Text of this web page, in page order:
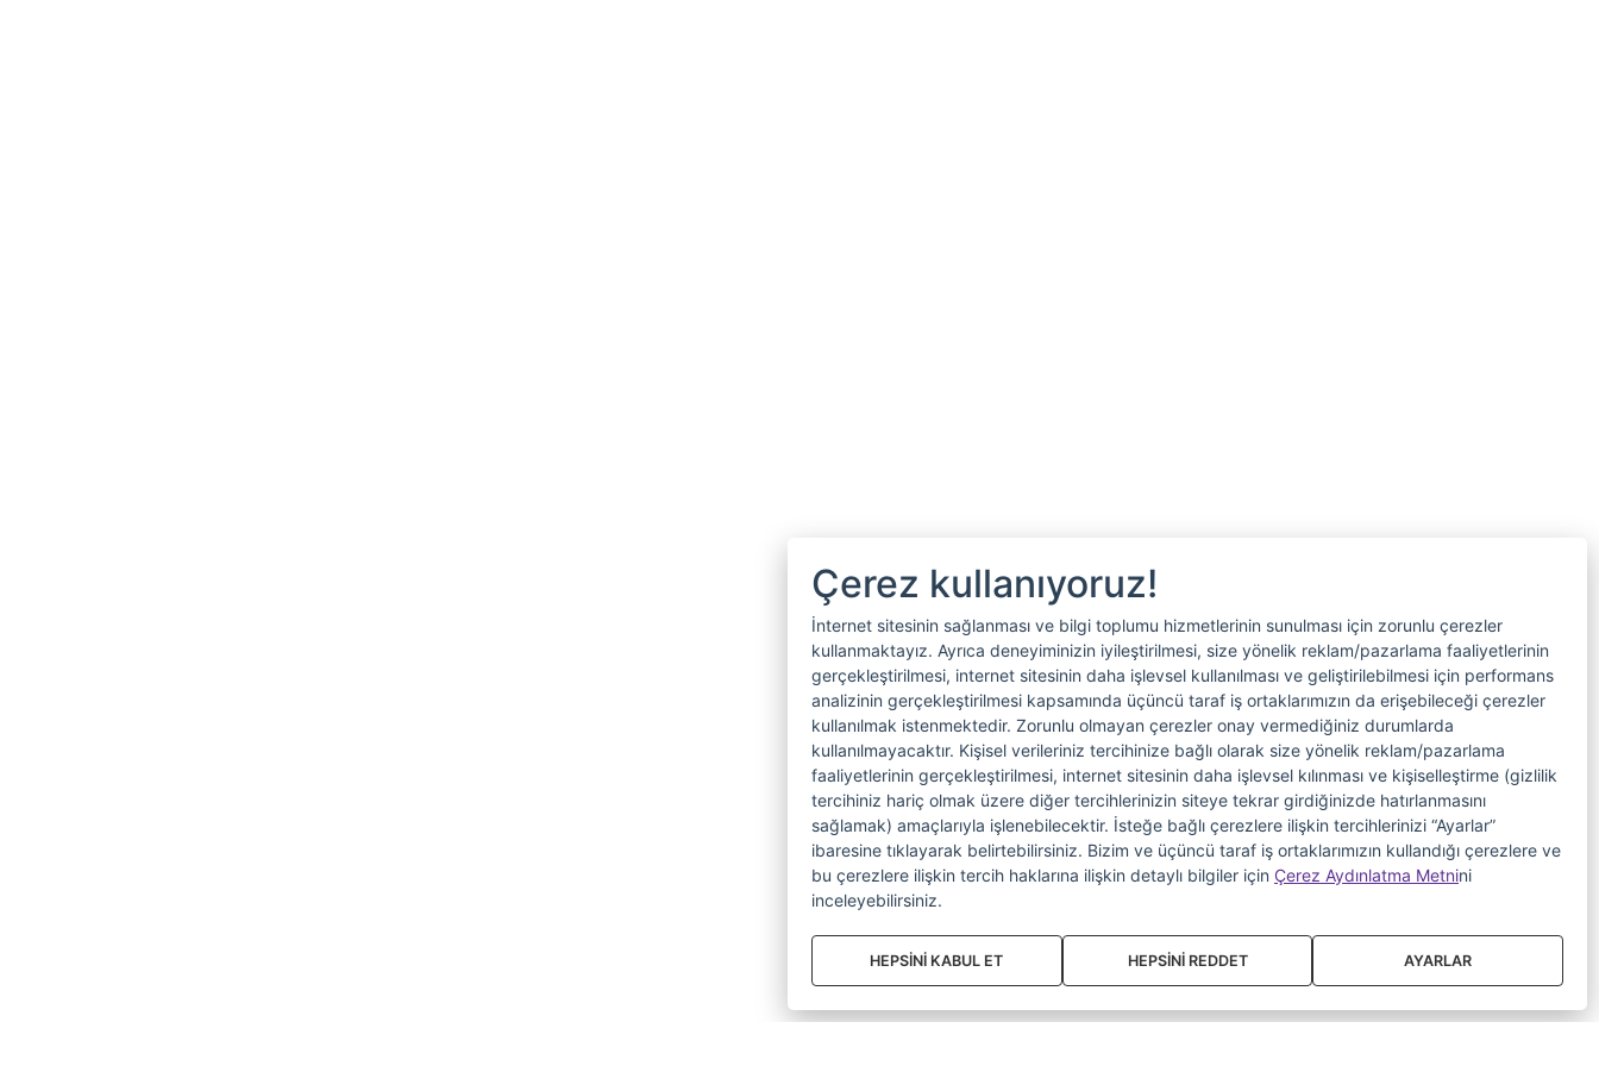
Çerez kullanıyoruz!
İnternet sitesinin sağlanması ve bilgi toplumu hizmetlerinin sunulması için zorunlu çerezler
kullanmaktayız. Ayrıca deneyiminizin iyileştirilmesi, size yönelik reklam/pazarlama faaliyetlerinin
gerçekleştirilmesi, internet sitesinin daha işlevsel kullanılması ve geliştirilebilmesi için performans
analizinin gerçekleştirilmesi kapsamında üçüncü taraf iş ortaklarımızın da erişebileceği çerezler
kullanılmak istenmektedir. Zorunlu olmayan çerezler onay vermediğiniz durumlarda
kullanılmayacaktır. Kişisel verileriniz tercihinize bağlı olarak size yönelik reklam/pazarlama
faaliyetlerinin gerçekleştirilmesi, internet sitesinin daha işlevsel kılınması ve kişiselleştirme (gizlilik
tercihiniz hariç olmak üzere diğer tercihlerinizin siteye tekrar girdiğinizde hatırlanmasını
sağlamak) amaçlarıyla işlenebilecektir. İsteğe bağlı çerezlere ilişkin tercihlerinizi “Ayarlar”
ibaresine tıklayarak belirtebilirsiniz. Bizim ve üçüncü taraf iş ortaklarımızın kullandığı çerezlere ve
bu çerezlere ilişkin tercih haklarına ilişkin detaylı bilgiler için Çerez Aydınlatma Metnini
inceleyebilirsiniz.
HEPSİNİ KABUL ET HEPSİNİ REDDET AYARLAR